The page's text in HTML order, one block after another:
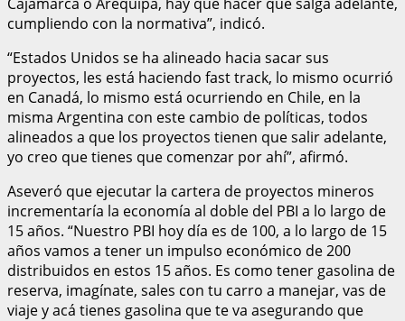
cumpliendo con la normativa”, indicó.
“Estados Unidos se ha alineado hacia sacar sus
proyectos, les está haciendo fast track, lo mismo ocurrió
en Canadá, lo mismo está ocurriendo en Chile, en la
misma Argentina con este cambio de políticas, todos
alineados a que los proyectos tienen que salir adelante,
yo creo que tienes que comenzar por ahí”, afirmó.
Aseveró que ejecutar la cartera de proyectos mineros
incrementaría la economía al doble del PBI a lo largo de
15 años. “Nuestro PBI hoy día es de 100, a lo largo de 15
años vamos a tener un impulso económico de 200
distribuidos en estos 15 años. Es como tener gasolina de
reserva, imagínate, sales con tu carro a manejar, vas de
viaje y acá tienes gasolina que te va asegurando que